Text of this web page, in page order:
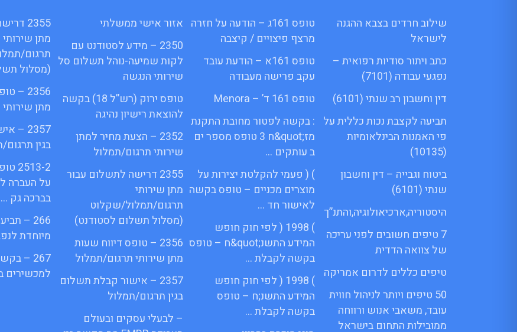
שילוב חרדים בצבא ההגנה
לישראל
כתב ויתור סודיות רפואית –
נפגעי עבודה (7101)
דין וחשבון רב שנתי (6101)
תביעה לקצבת נכות כללית על
פי האמנות הבינלאומיות
(10135)
ביטוח וגבייה – דין וחשבון
שנתי (6101)
היסטוריה,ארכיאולוגיה,והתנ”ך
7 טיפים חשובים לפני עריכה
של צוואה הדדית
טיפים כללים לדרום אמריקה
50 טיפים ויותר לניהול חווית
עובד, משאבי אנוש ורווחה
ממובילות התחום בישראל
טופס 161ג – הודעה על חזרה
מרצף פיצויים / קיצבה
טופס 161א – הודעת עובד
עקב פרישה מעבודה
טופס 161 ד’ – Menora
: בקשה לפטור מחובת התקנת
מז;quot&ח 3 טופס מספר ים
ב עותקים …
) ( פעמי להקלטת יצירות על
מוצרים מכניים – טופס בקשה
לאישור חד …
) 1998 ( לפי חוק חופש
המידע התשנ;quot&ח – טופס
בקשה לקבלת …
) 1998 ( לפי חוק חופש
המידע התשנ;ח – טופס
בקשה לקבלת …
אזור אישי ממשלתי
2350 – מידע לסטודנט עם
לקות שמיעה-נוהל תשלום סל
שירותי הנגשה
טופס ירוק (רש”ל 18) בקשה
להוצאת רישיון נהיגה
2352 – הצעת מחיר למתן
שירותי תרגום/תמלול
2355 דרישה לתשלום עבור
מתן שירותי
תרגום/תמלול/שקלוט
(מסלול תשלום לסטודנט)
2356 – טופס דיווח שעות
מתן שירותי תרגום/תמלול
2357 – אישור קבלת תשלום
בגין תרגום/תמלול
– לבעלי עסקים ובעולם
2355
מתן שירותי
תרגום/
(מסלול
2356
מתן
2357
בגין
על העברה
בברכה גק …
266 –
מיוחדת
267 –
למכשירים